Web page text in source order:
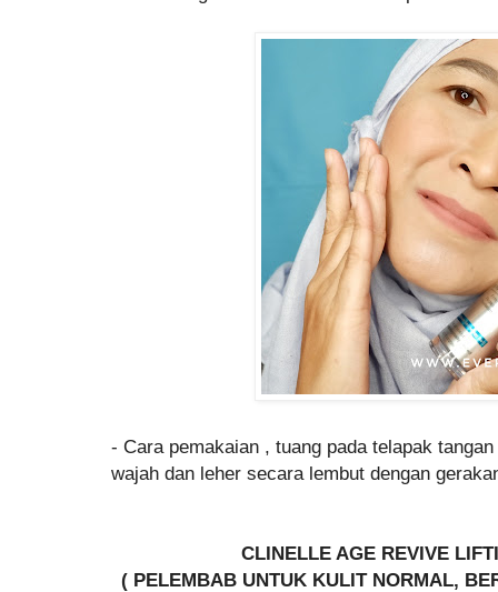
- Cara pemakaian , tuang pada telapak
wajah dan leher secara lembut dengan
CLINELLE AGE REVIVE
( PELEMBAB UNTUK KULIT NORMAL,